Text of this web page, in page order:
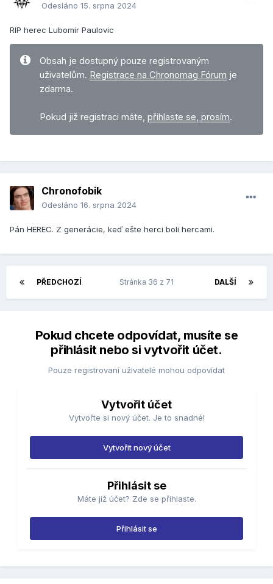
Odesláno 15. srpna 2024
RIP herec Lubomir Paulovic
Obsah je dostupný pouze registrovaným
uživatelům. Registrace na Chronomag Fórum je
zdarma.
Pokud již registraci máte, přihlaste se, prosím.
Chronofobik
Odesláno 16. srpna 2024
Pán HEREC. Z generácie, keď ešte herci boli hercami.
PŘEDCHOZÍ DALŠÍ
Stránka 36 z 71
Pokud chcete odpovídat, musíte se
přihlásit nebo si vytvořit účet.
Pouze registrovaní uživatelé mohou odpovídat
Vytvořit účet
Vytvořte si nový účet. Je to snadné!
Vytvořit nový účet
Přihlásit se
Máte již účet? Zde se přihlaste.
Přihlásit se